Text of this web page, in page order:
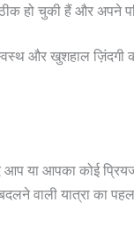
हो चुकी हैं और अपने
और खुशहाल ज़िंदगी
आप या आपका कोई
वाली यात्रा का